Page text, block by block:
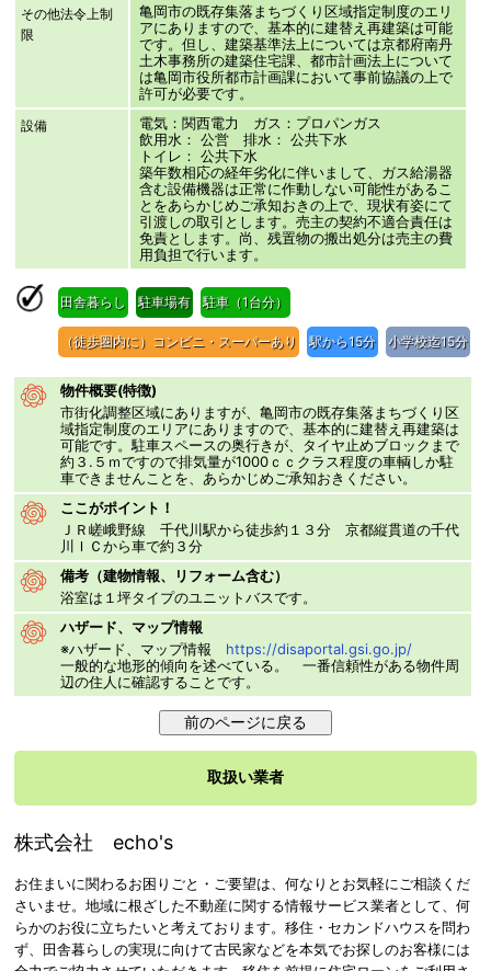
その他法令上制
限
亀岡市の既存集落まちづくり区域指定制度のエリ
アにありますので、基本的に建替え再建築は可能
です。但し、建築基準法上については京都府南丹
土木事務所の建築住宅課、都市計画法上について
は亀岡市役所都市計画課において事前協議の上で
許可が必要です。
設備
電気：関西電力 ガス：プロパンガス
飲用水： 公営 排水： 公共下水
トイレ： 公共下水
築年数相応の経年劣化に伴いまして、ガス給湯器
含む設備機器は正常に作動しない可能性があるこ
とをあらかじめご承知おきの上で、現状有姿にて
引渡しの取引とします。売主の契約不適合責任は
免責とします。尚、残置物の搬出処分は売主の費
用負担で行います。
田舎暮らし 駐車場有 駐車（1台分）
（徒歩圏内に）コンビニ・スーパーあり 駅から15分 小学校迄15分
物件概要(特徴)
市街化調整区域にありますが、亀岡市の既存集落まちづくり区
域指定制度のエリアにありますので、基本的に建替え再建築は
可能です。駐車スペースの奥行きが、タイヤ止めブロックまで
約３.５ｍですので排気量が1000ｃｃクラス程度の車輌しか駐
車できませんことを、あらかじめご承知おきください。
ここがポイント！
ＪＲ嵯峨野線 千代川駅から徒歩約１３分 京都縦貫道の千代
川ＩＣから車で約３分
備考（建物情報、リフォーム含む）
浴室は１坪タイプのユニットバスです。
ハザード、マップ情報
※ハザード、マップ情報 https://disaportal.gsi.go.jp/
一般的な地形的傾向を述べている。 一番信頼性がある物件周
辺の住人に確認することです。
取扱い業者
株式会社 echo's
お住まいに関わるお困りごと・ご要望は、何なりとお気軽にご相談くだ
さいませ。地域に根ざした不動産に関する情報サービス業者として、何
らかのお役に立ちたいと考えております。移住・セカンドハウスを問わ
ず、田舎暮らしの実現に向けて古民家などを本気でお探しのお客様には